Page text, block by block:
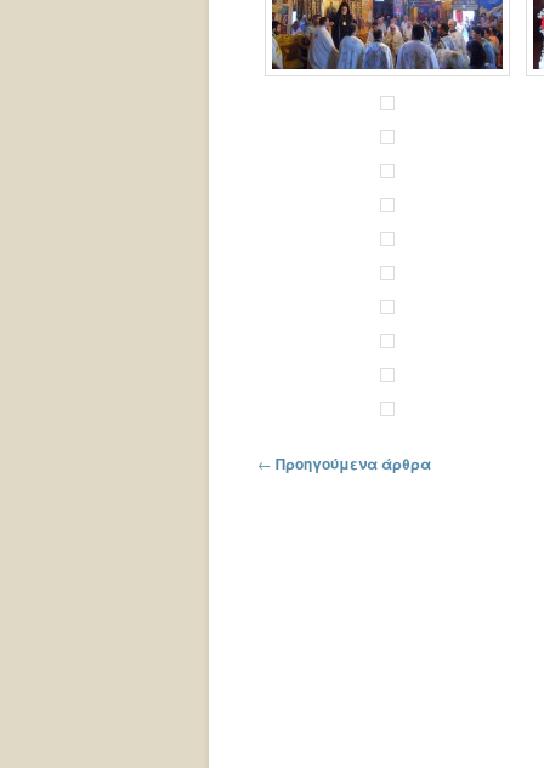
Πλοήγηση στα άρθρα
← Προηγούμενα άρθρα